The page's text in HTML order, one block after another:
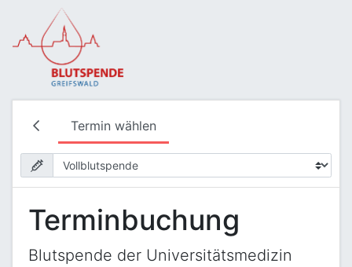
Termin wählen
Terminbuchung
Blutspende der Universitätsmedizin